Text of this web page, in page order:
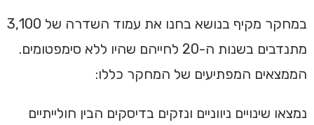
במחקר מקיף בנושא בחנו את עמוד השדרה של 3,100
מתנדבים בשנות ה-20 לחייהם שהיו ללא סימפטומים.
הממצאים המפתיעים של המחקר כללו:
נמצאו שינויים ניווניים ונזקים בדיסקים הבין חולייתיים